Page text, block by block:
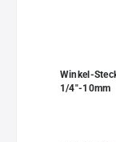
Winkel-
1/4"-10mm